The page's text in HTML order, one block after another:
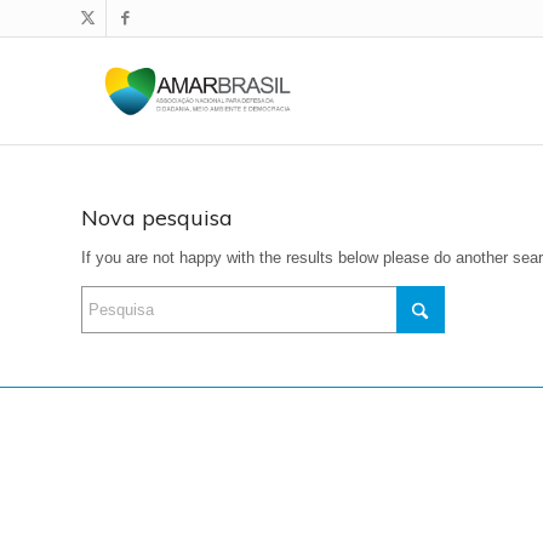
Nova pesquisa
If you are not happy with the results below please do another